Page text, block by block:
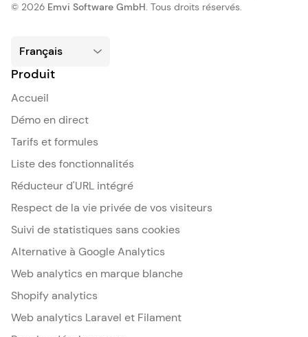
© 2026 Emvi Software GmbH. Tous droits réservés.
Produit
Accueil
Démo en direct
Tarifs et formules
Liste des fonctionnalités
Réducteur d'URL intégré
Respect de la vie privée de vos visiteurs
Suivi de statistiques sans cookies
Alternative à Google Analytics
Web analytics en marque blanche
Shopify analytics
Web analytics Laravel et Filament